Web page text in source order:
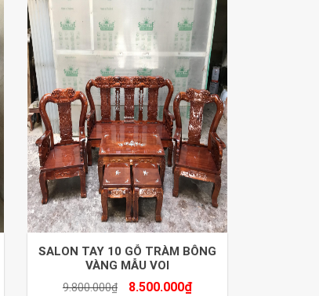
SALON TAY 10 GỖ TRÀM BÔNG
VÀNG MẪU VOI
9.800.000₫ 8.500.000₫